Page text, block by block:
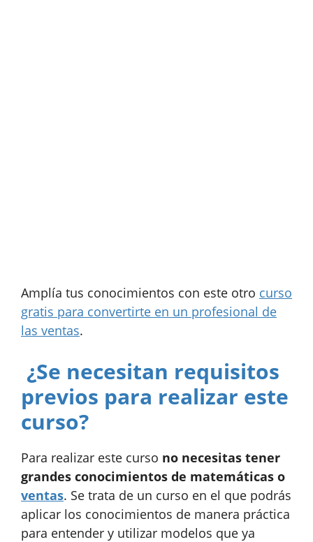
Amplía tus conocimientos con este otro curso
gratis para convertirte en un profesional de
las ventas.
¿Se necesitan requisitos
previos para realizar este
curso?
Para realizar este curso no necesitas tener
grandes conocimientos de matemáticas o
ventas. Se trata de un curso en el que podrás
aplicar los conocimientos de manera práctica
para entender y utilizar modelos que ya